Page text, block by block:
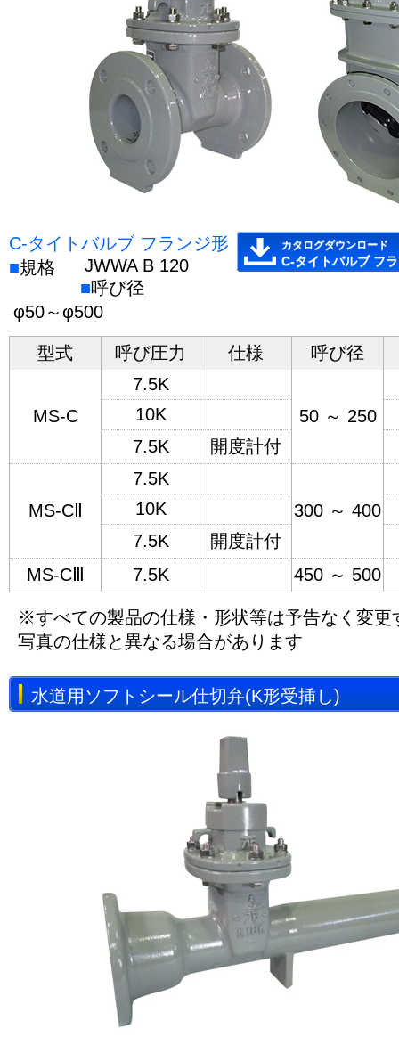
C-タイトバルブ フランジ形
■規格
JWWA B 120
■呼び径
φ50～φ500
カタログダウンロード
C-タイトバルブ フ
型式 呼び圧力 仕様 呼び径
MS-C
7.5K
50 ～ 250
10K
7.5K
開度計付
MS-CⅡ
7.5K
300 ～ 400
10K
7.5K
開度計付
MS-CⅢ
7.5K 450 ～ 500
※すべての製品の仕様・形状等は予告なく変更
写真の仕様と異なる場合があります
水道用ソフトシール仕切弁(K形受挿し)